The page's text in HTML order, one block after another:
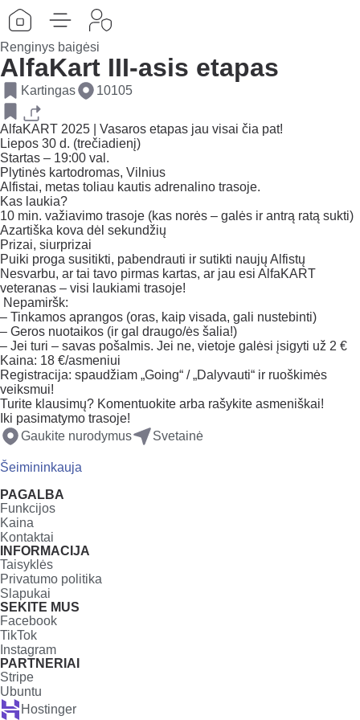
Renginys baigėsi
AlfaKart III-asis etapas
Kartingas 10105
AlfaKART 2025 | Vasaros etapas jau visai čia pat!
Liepos 30 d. (trečiadienį)
Startas – 19:00 val.
Plytinės kartodromas, Vilnius
Alfistai, metas toliau kautis adrenalino trasoje.
Kas laukia?
10 min. važiavimo trasoje (kas norės – galės ir antrą ratą sukti)
Azartiška kova dėl sekundžių
Prizai, siurprizai
Puiki proga susitikti, pabendrauti ir sutikti naujų Alfistų
Nesvarbu, ar tai tavo pirmas kartas, ar jau esi AlfaKART
veteranas – visi laukiami trasoje!
Nepamiršk:
– Tinkamos aprangos (oras, kaip visada, gali nustebinti)
– Geros nuotaikos (ir gal draugo/ės šalia!)
– Jei turi – savas pošalmis. Jei ne, vietoje galėsi įsigyti už 2 €
Kaina: 18 €/asmeniui
Registracija: spaudžiam „Going“ / „Dalyvauti“ ir ruoškimės
veiksmui!
Turite klausimų? Komentuokite arba rašykite asmeniškai!
Iki pasimatymo trasoje!
Gaukite nurodymus
Svetainė
Šeimininkauja
PAGALBA
Funkcijos
Kaina
Kontaktai
INFORMACIJA
Taisyklės
Privatumo politika
Slapukai
SEKITE MUS
Facebook
TikTok
Instagram
PARTNERIAI
Stripe
Ubuntu
Hostinger